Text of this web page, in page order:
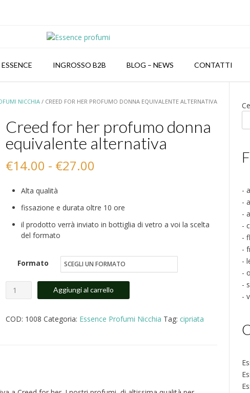
INGROSSO B2B BLOG – NEWS CONTATTI
NICCHIA / CREED FOR HER PROFUMO DONNA EQUIVALENTE ALTERNATIVA
Creed for her profumo donna
equivalente alternativa
€14.00 - €27.00
prezzo:
da
a
€27.00
Alta qualità
fissazione e durata oltre 10 ore
il prodotto verrà inviato in bottiglia di vetro a voi la scelta
del formato
Formato
Creed
for
her
Aggiungi al carrello
COD: 1008 Categoria: Essence Profumi Nicchia Tag: cipriata
-
-
-
-
-
-
-
-
-
-